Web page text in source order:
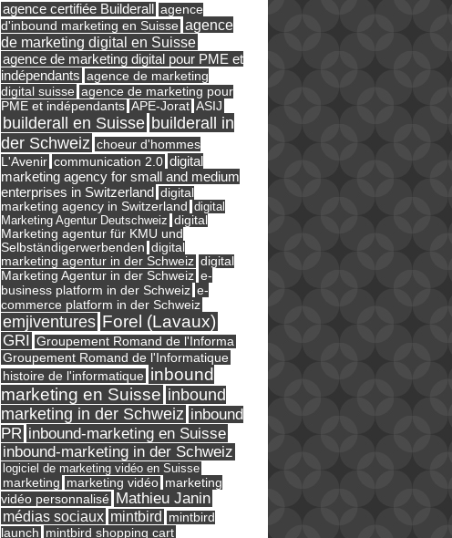
agence certifiée Builderall
agence
d'inbound marketing en Suisse agence
de marketing digital en Suisse
agence de marketing digital pour PME et
indépendants agence de marketing
digital suisse agence de marketing pour
PME et indépendants APE-Jorat ASIJ
builderall en Suisse builderall in
der Schweiz choeur d'hommes
L'Avenir communication 2.0 digital
marketing agency for small and medium
enterprises in Switzerland digital
marketing agency in Switzerland digital
Marketing Agentur Deutschweiz digital
Marketing agentur für KMU und
Selbständigerwerbenden digital
marketing agentur in der Schweiz digital
Marketing Agentur in der Schweiz e-
business platform in der Schweiz e-
commerce platform in der Schweiz
emjiventures Forel (Lavaux)
GRI Groupement Romand de l'Informa
Groupement Romand de l'Informatique
histoire de l'informatique inbound
marketing en Suisse inbound
marketing in der Schweiz inbound
PR inbound-marketing en Suisse
inbound-marketing in der Schweiz
logiciel de marketing vidéo en Suisse
marketing marketing vidéo marketing
vidéo personnalisé Mathieu Janin
médias sociaux mintbird
mintbird
launch mintbird shopping cart